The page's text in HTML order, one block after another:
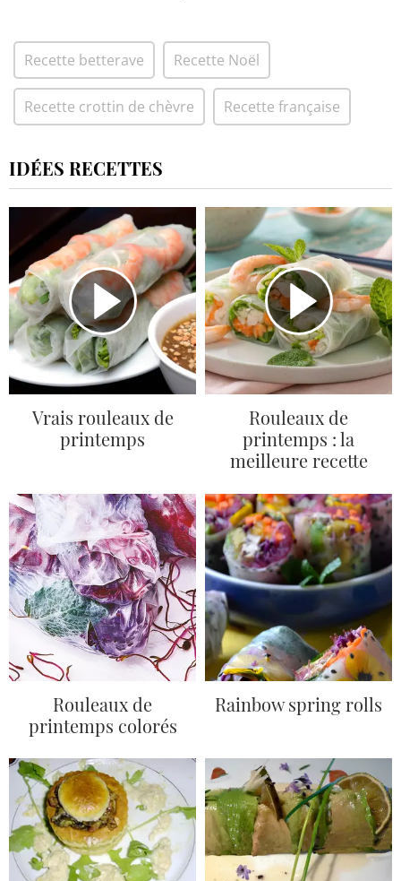
Recette betterave Recette Noël
Recette crottin de chèvre Recette française
IDÉES RECETTES
Vrais rouleaux de
printemps
Rouleaux de
printemps : la
meilleure recette
Rouleaux de
printemps colorés
Rainbow spring rolls